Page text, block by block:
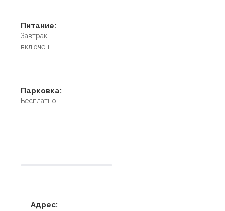
Питание:
Завтрак
включен
Парковка:
Бесплатно
Адрес: